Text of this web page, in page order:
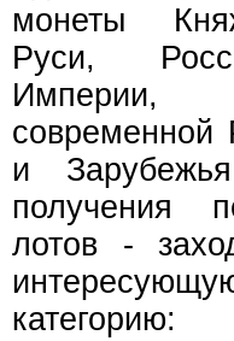
монеты
Руси,
Империи,
современной
и
получения
лотов -
категорию: